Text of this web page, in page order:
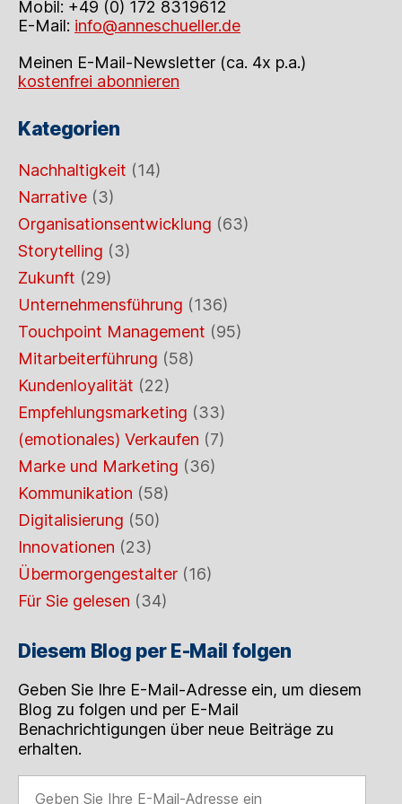
Mobil: +49 (0) 172 8319612
E-Mail: info@anneschueller.de
Meinen E-Mail-Newsletter (ca. 4x p.a.)
kostenfrei abonnieren
Kategorien
Nachhaltigkeit (14)
Narrative (3)
Organisationsentwicklung (63)
Storytelling (3)
Zukunft (29)
Unternehmensführung (136)
Touchpoint Management (95)
Mitarbeiterführung (58)
Kundenloyalität (22)
Empfehlungsmarketing (33)
(emotionales) Verkaufen (7)
Marke und Marketing (36)
Kommunikation (58)
Digitalisierung (50)
Innovationen (23)
Übermorgengestalter (16)
Für Sie gelesen (34)
Diesem Blog per E-Mail folgen
Geben Sie Ihre E-Mail-Adresse ein, um diesem
Blog zu folgen und per E-Mail
Benachrichtigungen über neue Beiträge zu
erhalten.